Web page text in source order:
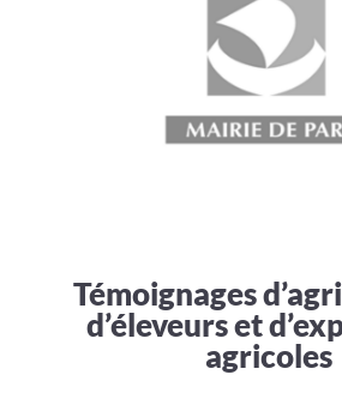
Témoignages
d’éleveurs et
agricoles